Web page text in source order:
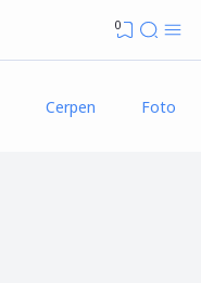
0
Cerpen Foto